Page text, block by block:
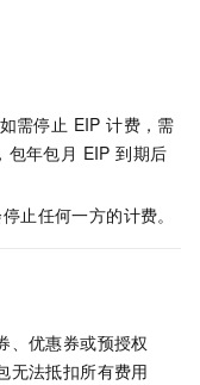
需停止 EIP 计费，需
包年包月 EIP 到期后
止任何一方的计费。
、优惠券或预授权
无法抵扣所有费用